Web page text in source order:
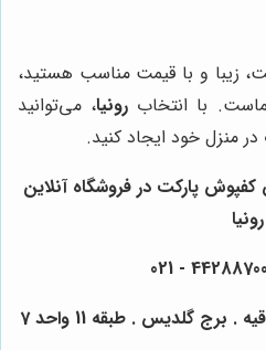
زیبا و با قیمت مناسب هستید،
با انتخاب رونیا، می‌توانید
منزل خود ایجاد کنید.
پارکت در فروشگاه آنلاین
رونیا
گلدیس . طبقه 11 واحد 7